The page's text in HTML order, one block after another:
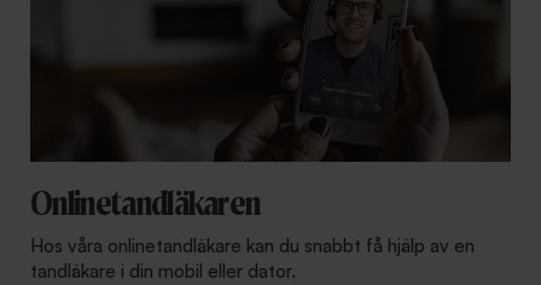
Onlinetandläkaren
Hos våra onlinetandläkare kan du snabbt få hjälp av en
tandläkare i din mobil eller dator.